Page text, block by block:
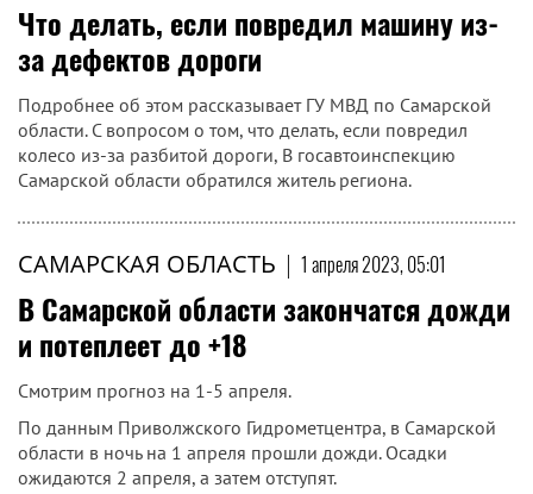
Что делать, если повредил машину из-
за дефектов дороги
Подробнее об этом рассказывает ГУ МВД по Самарской
области. С вопросом о том, что делать, если повредил
колесо из-за разбитой дороги, В госавтоинспекцию
Самарской области обратился житель региона.
САМАРСКАЯ ОБЛАСТЬ | 1 апреля 2023, 05:01
В Самарской области закончатся дожди
и потеплеет до +18
Смотрим прогноз на 1-5 апреля.
По данным Приволжского Гидрометцентра, в Самарской
области в ночь на 1 апреля прошли дожди. Осадки
ожидаются 2 апреля, а затем отступят.